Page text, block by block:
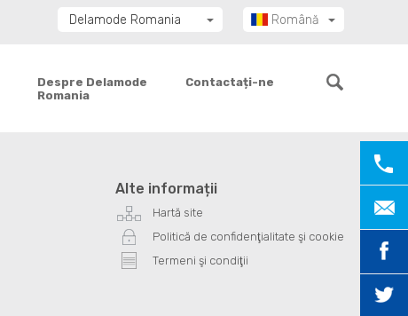
Română
Delamode Romania
Delamode Bulgaria
Delamode Montenegro
Delamode Serbia
Despre Delamode
Romania
Contactați-ne
Alte informații
Hartă site
Politică de confidenţialitate şi cookie
Termeni şi condiţii